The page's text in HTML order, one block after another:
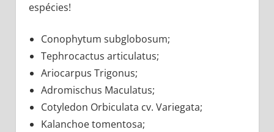
espécies!
Conophytum subglobosum;
Tephrocactus articulatus;
Ariocarpus Trigonus;
Adromischus Maculatus;
Cotyledon Orbiculata cv. Variegata;
Kalanchoe tomentosa;